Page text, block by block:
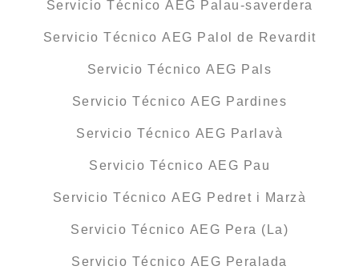
Servicio Técnico AEG Palau-saverdera
Servicio Técnico AEG Palol de Revardit
Servicio Técnico AEG Pals
Servicio Técnico AEG Pardines
Servicio Técnico AEG Parlavà
Servicio Técnico AEG Pau
Servicio Técnico AEG Pedret i Marzà
Servicio Técnico AEG Pera (La)
Servicio Técnico AEG Peralada